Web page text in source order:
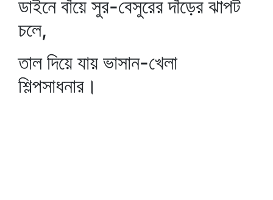
ডাইনে বাঁয়ে সুর-বেসুরের দাঁড়ের ঝাপট
চলে,
তাল দিয়ে যায় ভাসান-খেলা
শিল্পসাধনার।